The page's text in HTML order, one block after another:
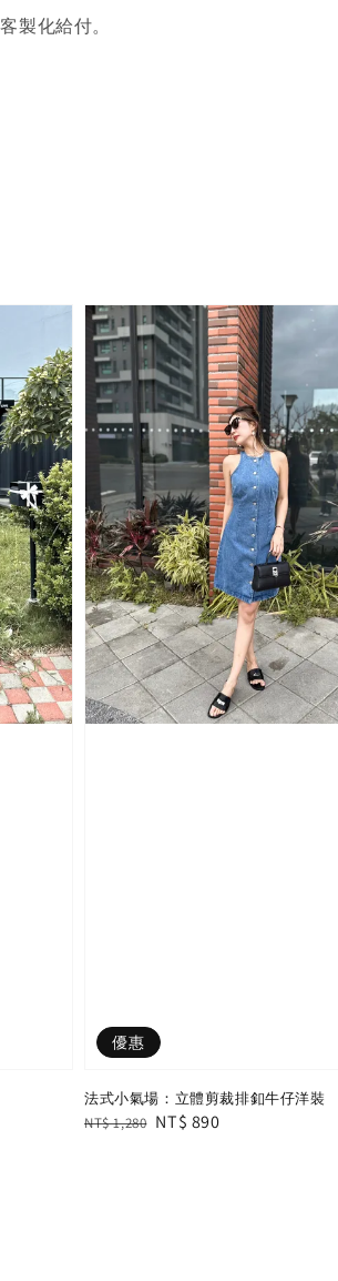
製化給付。
優惠
法式小氣場：立體剪裁排釦牛仔洋裝
Regular
NT$ 1,280 Sale
NT$ 890